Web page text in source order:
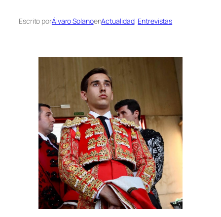
Escrito porÁlvaro SolanoenActualidad, Entrevistas